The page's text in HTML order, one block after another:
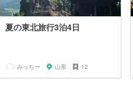
夏の東北旅行3泊4日
みっちー 山形 12